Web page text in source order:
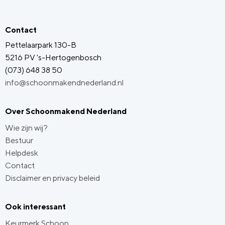
Contact
Pettelaarpark 130-B
5216 PV 's-Hertogenbosch
(073) 648 38 50
info@schoonmakendnederland.nl
Over Schoonmakend Nederland
Wie zijn wij?
Bestuur
Helpdesk
Contact
Disclaimer en privacy beleid
Ook interessant